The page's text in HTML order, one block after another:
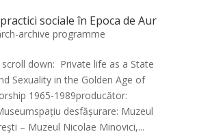
sociale în Epoca de Aur
archive programme
down: Private life as a State
Sexuality in the Golden Age of
1965-1989producător:
desfășurare: Muzeul
– Muzeul Nicolae Minovici,...